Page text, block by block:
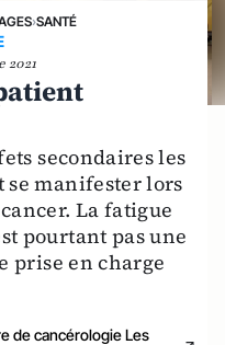
›SANTÉ
2021
secondaires les
manifester lors
La fatigue
pourtant pas une
prise en charge
de cancérologie Les